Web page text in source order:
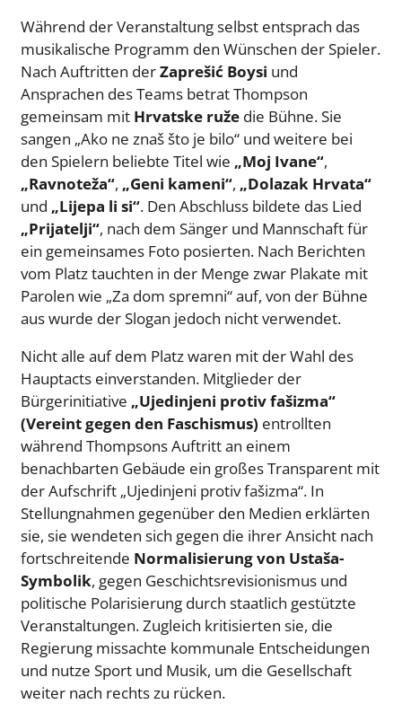
Während der Veranstaltung selbst entsprach das
musikalische Programm den Wünschen der Spieler.
Nach Auftritten derZaprešić Boysi und
Ansprachen des Teams betrat Thompson
gemeinsam mit Hrvatske ruže die Bühne. Sie
sangen „Ako ne znaš što je bilo“ und weitere bei
den Spielern beliebte Titel wie „Moj Ivane“,
„Ravnoteža“, „Geni kameni“, „Dolazak Hrvata“
und „Lijepa li si“. Den Abschluss bildete das Lied
„Prijatelji“, nach dem Sänger und Mannschaft für
ein gemeinsames Foto posierten. Nach Berichten
vom Platz tauchten in der Menge zwar Plakate mit
Parolen wie „Za dom spremni“ auf, von der Bühne
aus wurde der Slogan jedoch nicht verwendet.
Nicht alle auf dem Platz waren mit der Wahl des
Hauptacts einverstanden. Mitglieder der
Bürgerinitiative „Ujedinjeni protiv fašizma“
(Vereint gegen den Faschismus) entrollten
während Thompsons Auftritt an einem
benachbarten Gebäude ein großes Transparent mit
der Aufschrift „Ujedinjeni protiv fašizma“. In
Stellungnahmen gegenüber den Medien erklärten
sie, sie wendeten sich gegen die ihrer Ansicht nach
fortschreitende Normalisierung von Ustaša-
Symbolik, gegen Geschichtsrevisionismus und
politische Polarisierung durch staatlich gestützte
Veranstaltungen. Zugleich kritisierten sie, die
Regierung missachte kommunale Entscheidungen
und nutze Sport und Musik, um die Gesellschaft
weiter nach rechts zu rücken.